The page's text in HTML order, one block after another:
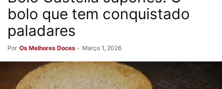
bolo que tem conquistado
paladares
Por Os Melhores Doces - Março 1, 2026